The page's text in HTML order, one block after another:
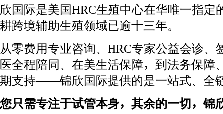
欣国际是美国HRC生殖中心在华唯一指定
耕跨境辅助生殖领域已逾十三年。
从零费用专业咨询、HRC专家公益会诊、
医全程陪同、在美生活保障，到法务保障
期支持——锦欣国际提供的是一站式、全
您只需专注于试管本身，其余的一切，锦